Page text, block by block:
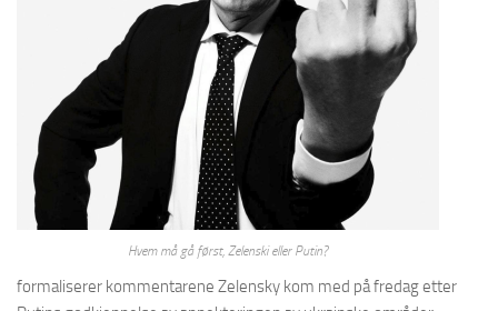
Hvem må gå først, Zelenski eller Putin?
formaliserer kommentarene Zelensky kom med på fredag etter